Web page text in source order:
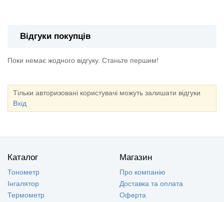
Відгуки покупців
Поки немає жодного відгуку. Станьте першим!
Тільки авторизовані користувачі можуть залишати відгуки
Вхід
Каталог
Тонометр
Інгалятор
Термометр
Магазин
Про компанію
Доставка та оплата
Оферта